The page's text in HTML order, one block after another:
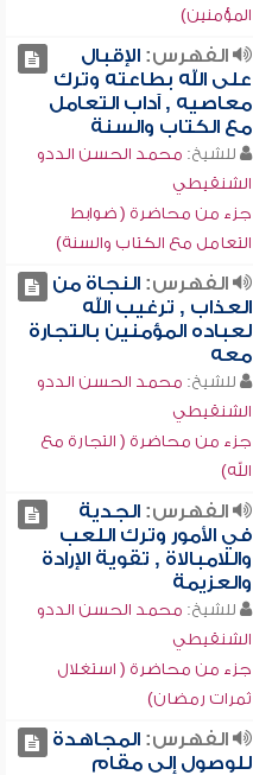
المؤمنين)
الفهرس:الإقبال
على الله بطاعته وترك
معاصيه , آداب التعامل
مع الكتاب والسنة
للشيخ: محمد الحسن الددو
الشنقيطي
جزء من محاضرة ( ضوابط
التعامل مع الكتاب والسنة)
الفهرس:النجاة من
العذاب , ترغيب الله
لعباده المؤمنين بالتجارة
معه
للشيخ: محمد الحسن الددو
الشنقيطي
جزء من محاضرة ( التجارة مع
الله)
الفهرس:الجدية
في الأمور وترك اللعب
واللامبالاة , تقوية الإرادة
والعزيمة
للشيخ: محمد الحسن الددو
الشنقيطي
جزء من محاضرة ( استغلال
ثمرات رمضان)
الفهرس:المجاهدة
للوصول إلى مقام